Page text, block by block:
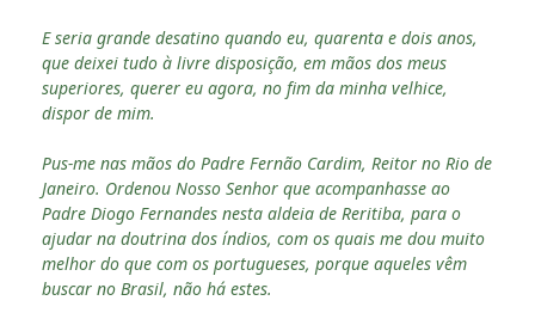
E seria grande desatino quando eu, quarenta e dois anos,
que deixei tudo à livre disposição, em mãos dos meus
superiores, querer eu agora, no fim da minha velhice,
dispor de mim.
Pus-me nas mãos do Padre Fernão Cardim, Reitor no Rio de
Janeiro. Ordenou Nosso Senhor que acompanhasse ao
Padre Diogo Fernandes nesta aldeia de Reritiba, para o
ajudar na doutrina dos índios, com os quais me dou muito
melhor do que com os portugueses, porque aqueles vêm
buscar no Brasil, não há estes.